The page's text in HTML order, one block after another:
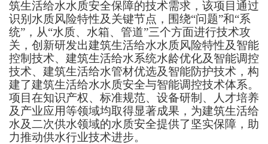
筑生活给水水质安全保障的技术需求，该项目通过
识别水质风险特性及关键节点，围绕“问题”和“系
统”，从“水质、水箱、管道”三个方面进行技术攻
关，创新研发出建筑生活给水水质风险特性及智能
控制技术、建筑生活给水系统水龄优化及智能调控
技术、建筑生活给水管材优选及智能防护技术，构
建了建筑生活给水水质安全与智能调控技术体系。
项目在知识产权、标准规范、设备研制、人才培养
及产业应用等领域均取得显著成果，为建筑生活给
水及二次供水领域的水质安全提供了坚实保障，助
力推动供水行业技术进步。